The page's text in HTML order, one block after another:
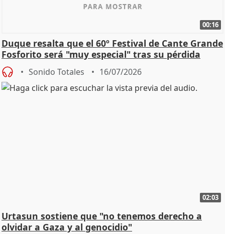
00:16
Duque resalta que el 60º Festival de Cante Grande
Fosforito será "muy especial" tras su pérdida
Sonido Totales 16/07/2026
02:03
Urtasun sostiene que "no tenemos derecho a
olvidar a Gaza y al genocidio"